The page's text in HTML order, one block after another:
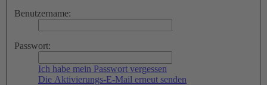
Benutzername:
Passwort:
Ich habe mein Passwort vergessen
Die Aktivierungs-E-Mail erneut senden